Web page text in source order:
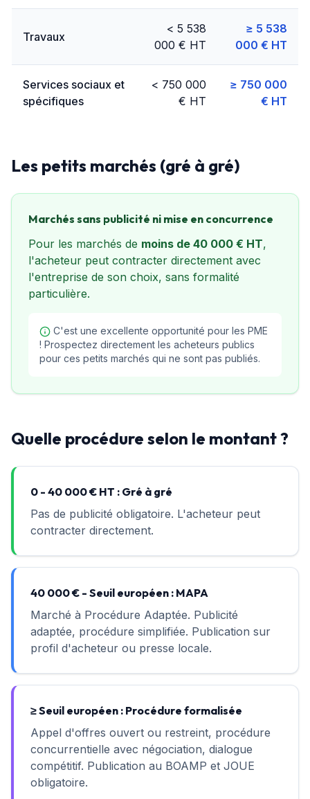
Travaux
< 5 538
000 € HT
≥ 5 538
000 € HT
Services sociaux et
spécifiques
< 750 000
€ HT
≥ 750 000
€ HT
Les petits marchés (gré à gré)
Marchés sans publicité ni mise en concurrence
Pour les marchés de moins de 40 000 € HT,
l'acheteur peut contracter directement avec
l'entreprise de son choix, sans formalité
particulière.
C'est une excellente opportunité pour les PME
! Prospectez directement les acheteurs publics
pour ces petits marchés qui ne sont pas publiés.
Quelle procédure selon le montant ?
0 - 40 000 € HT : Gré à gré
Pas de publicité obligatoire. L'acheteur peut
contracter directement.
40 000 € - Seuil européen : MAPA
Marché à Procédure Adaptée. Publicité
adaptée, procédure simplifiée. Publication sur
profil d'acheteur ou presse locale.
≥ Seuil européen : Procédure formalisée
Appel d'offres ouvert ou restreint, procédure
concurrentielle avec négociation, dialogue
compétitif. Publication au BOAMP et JOUE
obligatoire.